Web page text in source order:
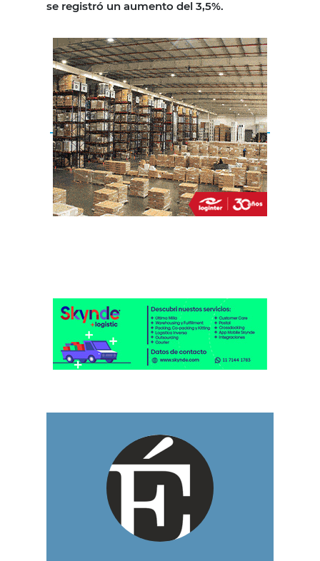
se registró un aumento del 3,5%.